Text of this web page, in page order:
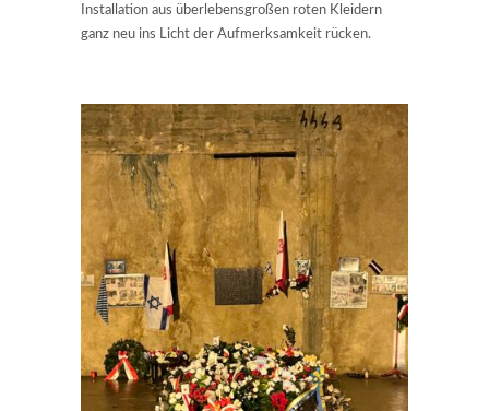
Installation aus überlebensgroßen roten Kleidern
ganz neu ins Licht der Aufmerksamkeit rücken.